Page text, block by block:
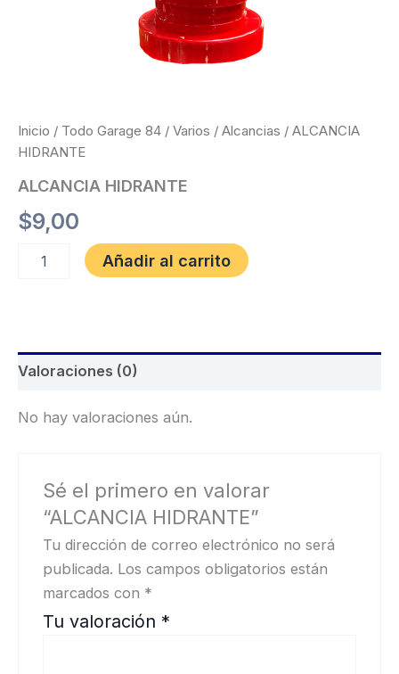
Inicio / Todo Garage 84 / Varios / Alcancias / ALCANCIA
HIDRANTE
ALCANCIA HIDRANTE
$9,00
Añadir al carrito
Valoraciones (0)
No hay valoraciones aún.
Sé el primero en valorar
“ALCANCIA HIDRANTE”
Tu dirección de correo electrónico no será
publicada. Los campos obligatorios están
marcados con *
Tu valoración *